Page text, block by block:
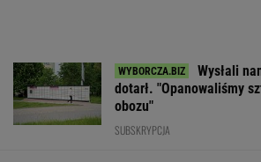
Wysłali
dotarł. "Opanowaliśmy
obozu"
SUBSKRYPCJA